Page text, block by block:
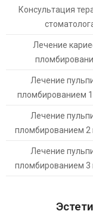
Консультация
Лечение
Лечение
пломбированием
Лечение
пломбированием 2
Лечение
пломбированием 3